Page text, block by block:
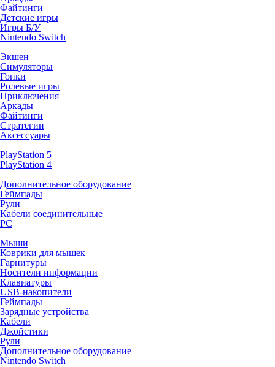
Файтинги
Детские игры
Игры Б/У
Nintendo Switch
Экшен
Симуляторы
Гонки
Ролевые игры
Приключения
Аркады
Файтинги
Стратегии
Аксессуары
PlayStation 5
PlayStation 4
Дополнительное оборудование
Геймпады
Рули
Кабели соединительные
PC
Мыши
Коврики для мышек
Гарнитуры
Носители информации
Клавиатуры
USB-накопители
Геймпады
Зарядные устройства
Кабели
Джойстики
Рули
Дополнительное оборудование
Nintendo Switch